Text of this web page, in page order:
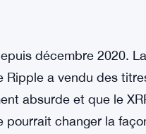
décembre 2020.
a vendu des
absurde et que le
pourrait changer la